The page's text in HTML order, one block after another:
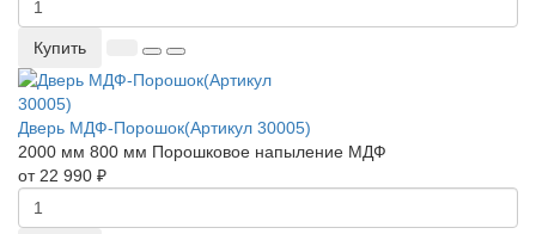
Купить
Дверь МДФ-Порошок(Артикул 30005)
2000 мм 800 мм Порошковое напыление МДФ
от 22 990 ₽